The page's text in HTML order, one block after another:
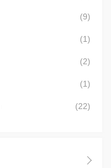
(9)
(1)
(2)
(1)
(22)